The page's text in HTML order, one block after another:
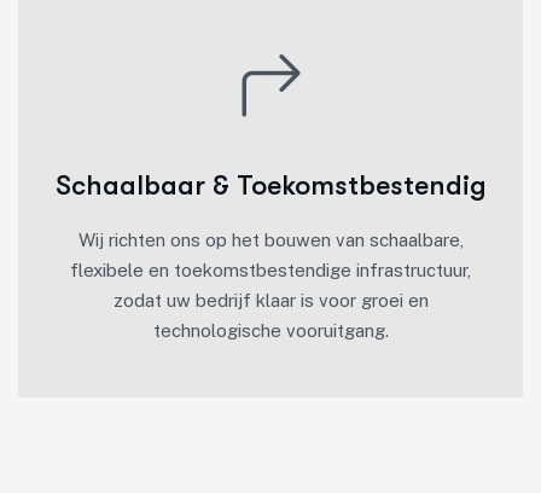
Schaalbaar & Toekomstbestendig
Wij richten ons op het bouwen van schaalbare,
flexibele en toekomstbestendige infrastructuur,
zodat uw bedrijf klaar is voor groei en
technologische vooruitgang.